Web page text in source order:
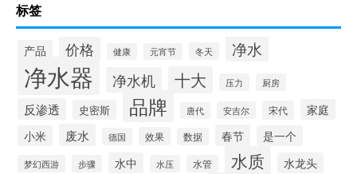
标签
产品 价格 健康 元宵节 冬天 净水
净水器 净水机 十大 压力 厨房
反渗透 史密斯 品牌 唐代 安吉尔 宋代
家庭
小米
废水 德国 效果 数据 春节 是一个
梦幻西游 步骤 水中 水压 水管 水质 水龙头